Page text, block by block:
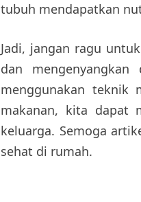
tubuh mendapatkan
Jadi, jangan ragu
dan
menggunakan teknik
makanan, kita dapat
keluarga. Semoga
sehat di rumah.